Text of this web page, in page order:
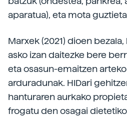
aparatua), eta mota
Marxek (2021) dioen
asko izan daitezke bere
eta osasun-emaitzen
arduradunak. HIDari
hanturaren aurkako
frogatu den osagai